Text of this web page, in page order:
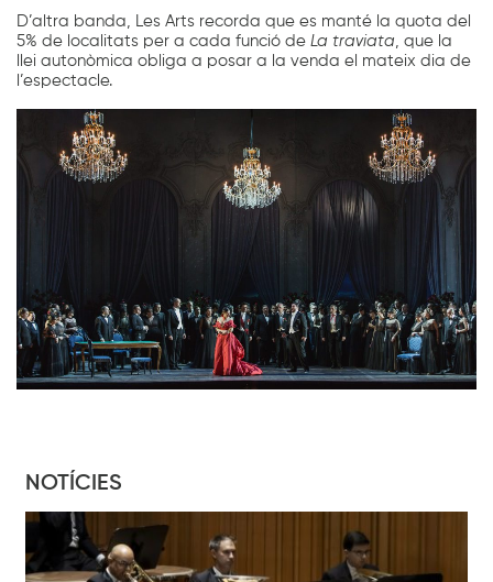
D’altra banda, Les Arts recorda que es manté la quota del
5% de localitats per a cada funció deLa traviata, que la
llei autonòmica obliga a posar a la venda el mateix dia de
l’espectacle.
NOTÍCIES